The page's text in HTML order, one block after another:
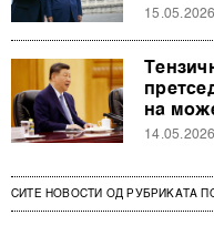
15.05.2026
на
14.05.2026
СИТЕ НОВОСТИ ОД РУБРИКАТА